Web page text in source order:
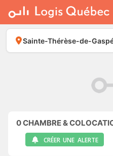
À LOUER
À VENDRE
PLACER UNE ANNONCE
Sainte-Thérèse-de-
0CHAMBRE & COLOCATION À
CRÉER UNE ALERTE